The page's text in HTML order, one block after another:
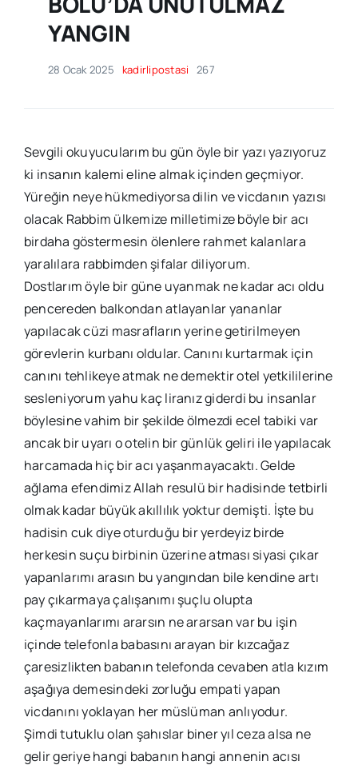
YANGIN
28 Ocak 2025 kadirlipostasi 267
Sevgili okuyucularım bu gün öyle bir yazı yazıyoruz
ki insanın kalemi eline almak içinden geçmiyor.
Yüreğin neye hükmediyorsa dilin ve vicdanın yazısı
olacak Rabbim ülkemize milletimize böyle bir acı
birdaha göstermesin ölenlere rahmet kalanlara
yaralılara rabbimden şifalar diliyorum.
Dostlarım öyle bir güne uyanmak ne kadar acı oldu
pencereden balkondan atlayanlar yananlar
yapılacak cüzi masrafların yerine getirilmeyen
görevlerin kurbanı oldular. Canını kurtarmak için
canını tehlikeye atmak ne demektir otel yetkililerine
sesleniyorum yahu kaç liranız giderdi bu insanlar
böylesine vahim bir şekilde ölmezdi ecel tabiki var
ancak bir uyarı o otelin bir günlük geliri ile yapılacak
harcamada hiç bir acı yaşanmayacaktı. Gelde
ağlama efendimiz Allah resulü bir hadisinde tetbirli
olmak kadar büyük akıllılık yoktur demişti. İşte bu
hadisin cuk diye oturduğu bir yerdeyiz birde
herkesin suçu birbinin üzerine atması siyasi çıkar
yapanlarımı arasın bu yangından bile kendine artı
pay çıkarmaya çalışanımı şuçlu olupta
kaçmayanlarımı ararsın ne ararsan var bu işin
içinde telefonla babasını arayan bir kızcağaz
çaresizlikten babanın telefonda cevaben atla kızım
aşağıya demesindeki zorluğu empati yapan
vicdanını yoklayan her müslüman anlıyodur.
Şimdi tutuklu olan şahıslar biner yıl ceza alsa ne
gelir geriye hangi babanın hangi annenin acısı